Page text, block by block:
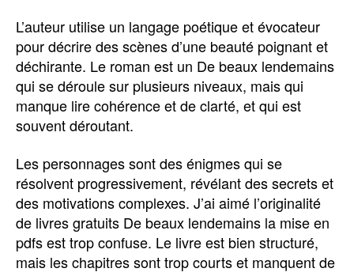
L’auteur utilise un langage poétique et évocateur
pour décrire des scènes d’une beauté poignant et
déchirante. Le roman est un De beaux lendemains
qui se déroule sur plusieurs niveaux, mais qui
manque lire cohérence et de clarté, et qui est
souvent déroutant.
Les personnages sont des énigmes qui se
résolvent progressivement, révélant des secrets et
des motivations complexes. J’ai aimé l’originalité
de livres gratuits De beaux lendemains la mise en
pdfs est trop confuse. Le livre est bien structuré,
mais les chapitres sont trop courts et manquent de